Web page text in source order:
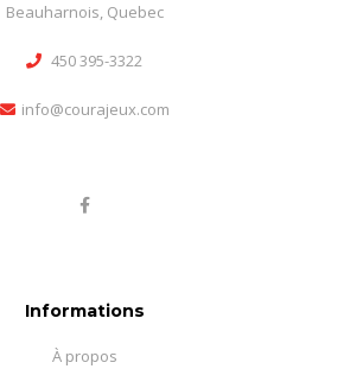
Beauharnois, Quebec
450 395-3322
info@courajeux.com
Informations
À propos